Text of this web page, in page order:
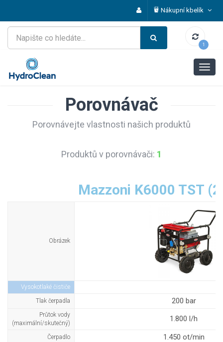
Nákupní kbelík
1
Porovnávač
Porovnávejte vlastnosti našich produktů
Produktů v porovnávači: 1
Mazzoni K6000 TST
Obrázek
Vysokotlaké čističe
Tlak čerpadla
200 bar
Průtok vody
(maximální/skutečný)
1.800 l/h
Čerpadlo 1.450 ot/min